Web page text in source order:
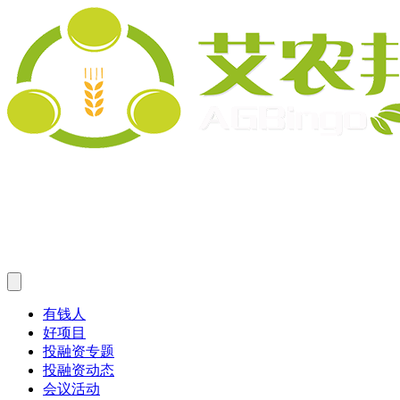
有钱人
好项目
投融资专题
投融资动态
会议活动